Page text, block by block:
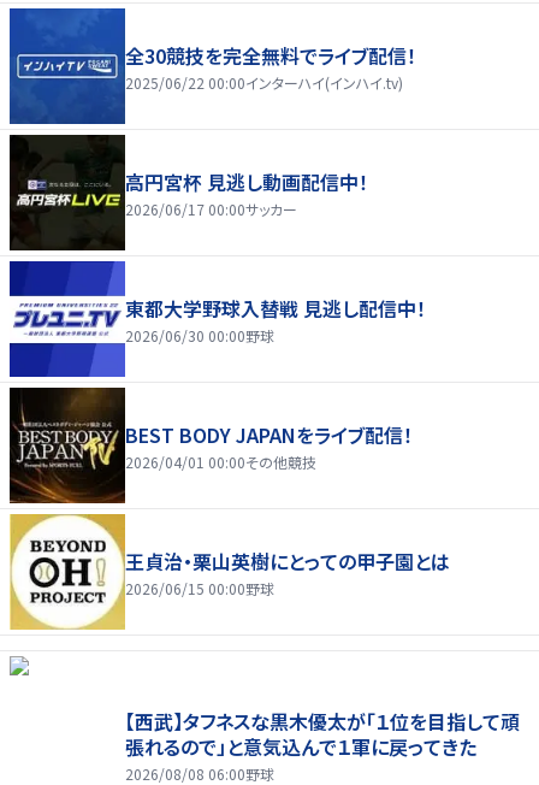
全30競技を完全無料でライブ配信！
2025/06/22 00:00インターハイ(インハイ.tv)
高円宮杯 見逃し動画配信中！
2026/06/17 00:00サッカー
東都大学野球入替戦 見逃し配信中！
2026/06/30 00:00野球
BEST BODY JAPANをライブ配信！
2026/04/01 00:00その他競技
王貞治・栗山英樹にとっての甲子園とは
2026/06/15 00:00野球
【西武】タフネスな黒木優太が「１位を目指して頑
張れるので」と意気込んで１軍に戻ってきた
2026/08/08 06:00野球